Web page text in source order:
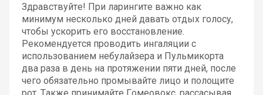
Здравствуйте! При ларингите важно как
минимум несколько дней давать отдых голосу,
чтобы ускорить его восстановление.
Рекомендуется проводить ингаляции с
использованием небулайзера и Пульмикорта
два раза в день на протяжении пяти дней, после
чего обязательно промывайте лицо и полощите
рот. Также принимайте Гомеовокс, рассасывая